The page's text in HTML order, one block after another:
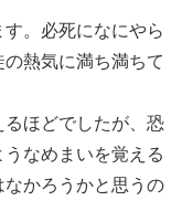
。必死になにやら
熱気に満ち満ちて
ほどでしたが、恐
なめまいを覚える
かろうかと思うの